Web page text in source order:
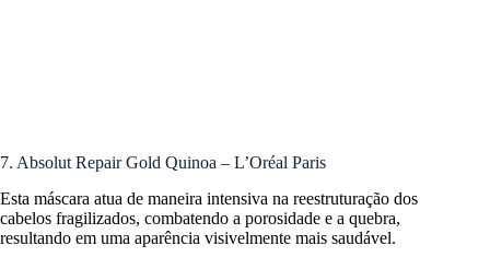
7. Absolut Repair Gold Quinoa – L’Oréal Paris
Esta máscara atua de maneira intensiva na reestruturação dos
cabelos fragilizados, combatendo a porosidade e a quebra,
resultando em uma aparência visivelmente mais saudável.